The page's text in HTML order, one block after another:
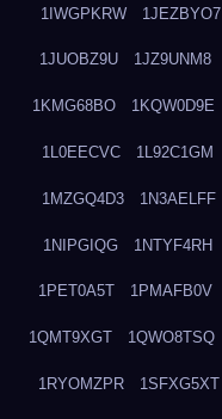
1IWGPKRW 1JEZBYO7
1JUOBZ9U 1JZ9UNM8
1KMG68BO 1KQW0D9E
1L0EECVC 1L92C1GM
1MZGQ4D3 1N3AELFF
1NIPGIQG 1NTYF4RH
1PET0A5T 1PMAFB0V
1QMT9XGT 1QWO8TSQ
1RYOMZPR 1SFXG5XT